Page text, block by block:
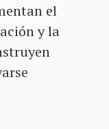
el
y la